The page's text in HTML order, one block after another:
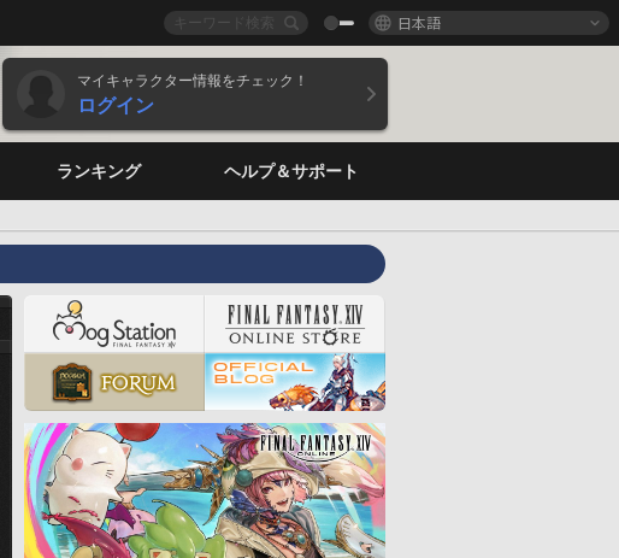
日本語
マイキャラクター情報をチェック！
ログイン
ランキング ヘルプ＆サポート